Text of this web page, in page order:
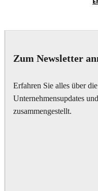
Zum Newsletter
Erfahren Sie alles über
Unternehmensupdates
zusammengestellt.